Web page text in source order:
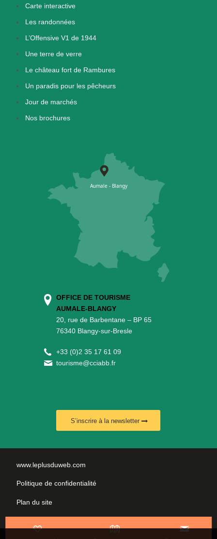
Carte interactive
Les randonnées
L’Offensive V1 de 1944
Une terre de verre
Le château fort de Rambures
Un paradis pour les pêcheurs
Jour de marchés
Nos brochures
OFFICE DE TOURISME
AUMALE-BLANGY
20, rue de Barbentane – BP 65
76340 Blangy-sur-Bresle
+33 (0)2 35 17 61 09
tourisme@cciabb.fr
S’inscrire à la newsletter
www.leplusduweb.com
Politique de confidentialité
Plan du site